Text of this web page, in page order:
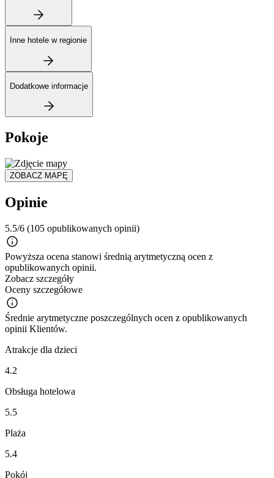
Inne hotele w regionie
Dodatkowe informacje
Pokoje
ZOBACZ MAPĘ
Opinie
5.5/6 (105 opublikowanych opinii)
Powyższa ocena stanowi średnią arytmetyczną ocen z
opublikowanych opinii.
Zobacz szczegóły
Oceny szczegółowe
Średnie arytmetyczne poszczególnych ocen z opublikowanych
opinii Klientów.
Atrakcje dla dzieci
4.2
Obsługa hotelowa
5.5
Plaża
5.4
Pokój